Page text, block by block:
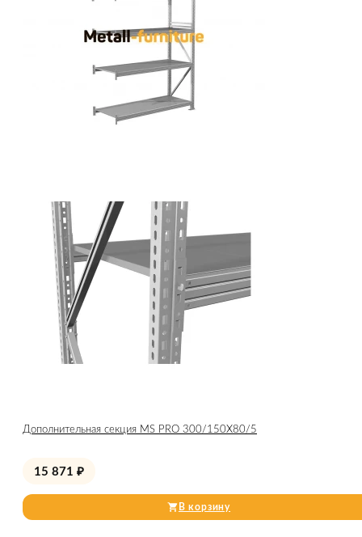
Дополнительная секция MS PRO 300/150X80/5
15 871 ₽
В корзину